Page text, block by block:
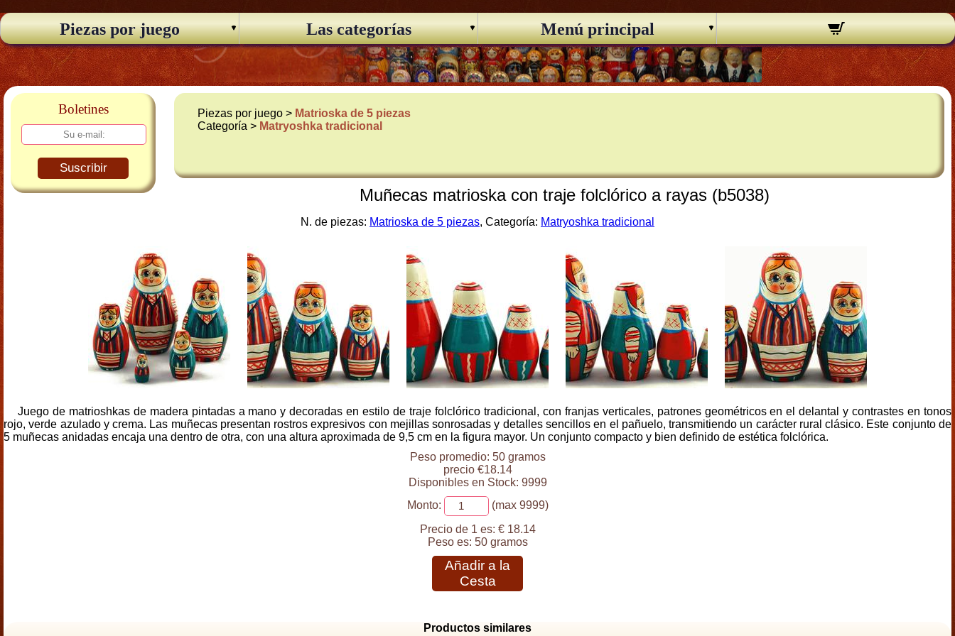
Piezas por juego Las categorías Menú principal
Boletines
Suscribir
Piezas por juego > Matrioska de 5 piezas
Categoría > Matryoshka tradicional
Muñecas matrioska con traje folclórico a rayas (b5038)
N. de piezas: Matrioska de 5 piezas, Categoría: Matryoshka tradicional
Juego de matrioshkas de madera pintadas a mano y decoradas en estilo de traje folclórico tradicional, con franjas verticales, patrones geométricos en el delantal y contrastes en tonos
rojo, verde azulado y crema. Las muñecas presentan rostros expresivos con mejillas sonrosadas y detalles sencillos en el pañuelo, transmitiendo un carácter rural clásico. Este conjunto de
5 muñecas anidadas encaja una dentro de otra, con una altura aproximada de 9,5 cm en la figura mayor. Un conjunto compacto y bien definido de estética folclórica.
Peso promedio: 50 gramos
precio €18.14
Disponibles en Stock: 9999
Monto:
(max 9999)
Precio de 1 es: € 18.14
Peso es: 50 gramos
Añadir a la
Cesta
Productos similares